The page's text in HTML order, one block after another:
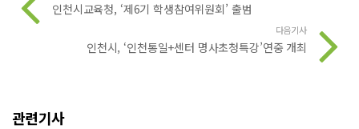
인천시교육청, ‘제6기 학생참여위원회’ 출범
다음기사
인천시, ‘인천통일+센터 명사초청특강’연중 개최
관련기사